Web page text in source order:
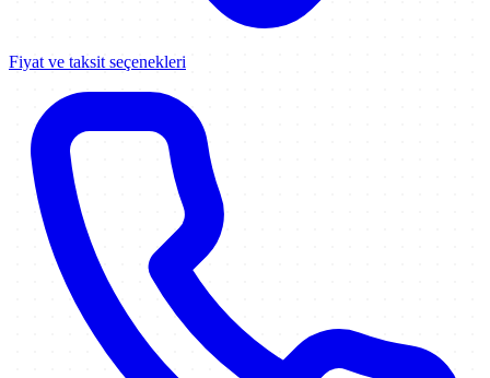
Fiyat ve taksit seçenekleri